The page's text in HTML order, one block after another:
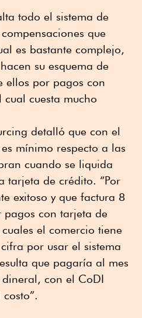
todo el sistema de
que
es bastante complejo,
su esquema de
ellos por pagos con
cuesta mucho
detalló que con el
mínimo respecto a las
cuando se liquida
tarjeta de crédito. “Por
exitoso y que factura 8
pagos con tarjeta de
el comercio tiene
por usar el sistema
que pagaría al mes
con el CoDI